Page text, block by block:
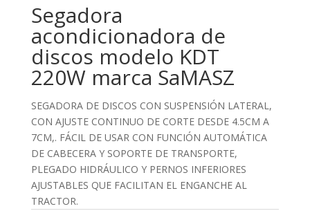
Segadora
acondicionadora de
discos modelo KDT
220W marca SaMASZ
SEGADORA DE DISCOS CON SUSPENSIÓN LATERAL,
CON AJUSTE CONTINUO DE CORTE DESDE 4.5CM A
7CM,. FÁCIL DE USAR CON FUNCIÓN AUTOMÁTICA
DE CABECERA Y SOPORTE DE TRANSPORTE,
PLEGADO HIDRÁULICO Y PERNOS INFERIORES
AJUSTABLES QUE FACILITAN EL ENGANCHE AL
TRACTOR.